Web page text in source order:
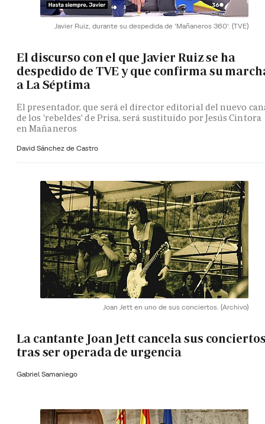
Javier Ruiz, durante su despedida de 'Mañaneros 360'. (TVE)
El discurso con el que Javier Ruiz se ha
despedido de TVE y que confirma su
a La Séptima
El presentador, que será el director editorial del nuevo
de los 'rebeldes' de Prisa, será sustituido por Jesús Cintora
en Mañaneros
David Sánchez de Castro
Joan Jett en uno de sus conciertos. (Archivo)
La cantante Joan Jett cancela sus
tras ser operada de urgencia
Gabriel Samaniego